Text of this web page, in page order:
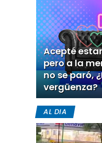
Acepté
pero a la
no se paró,
vergüenza?
AL DIA